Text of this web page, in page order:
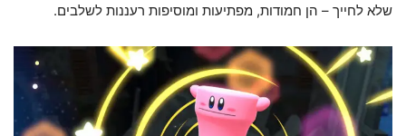
שלא לחייך – הן חמודות, מפתיעות ומוסיפות רעננות לשלבים.